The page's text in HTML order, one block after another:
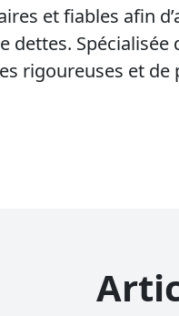
Le
et fiables afin
dettes.
rigoureuses et